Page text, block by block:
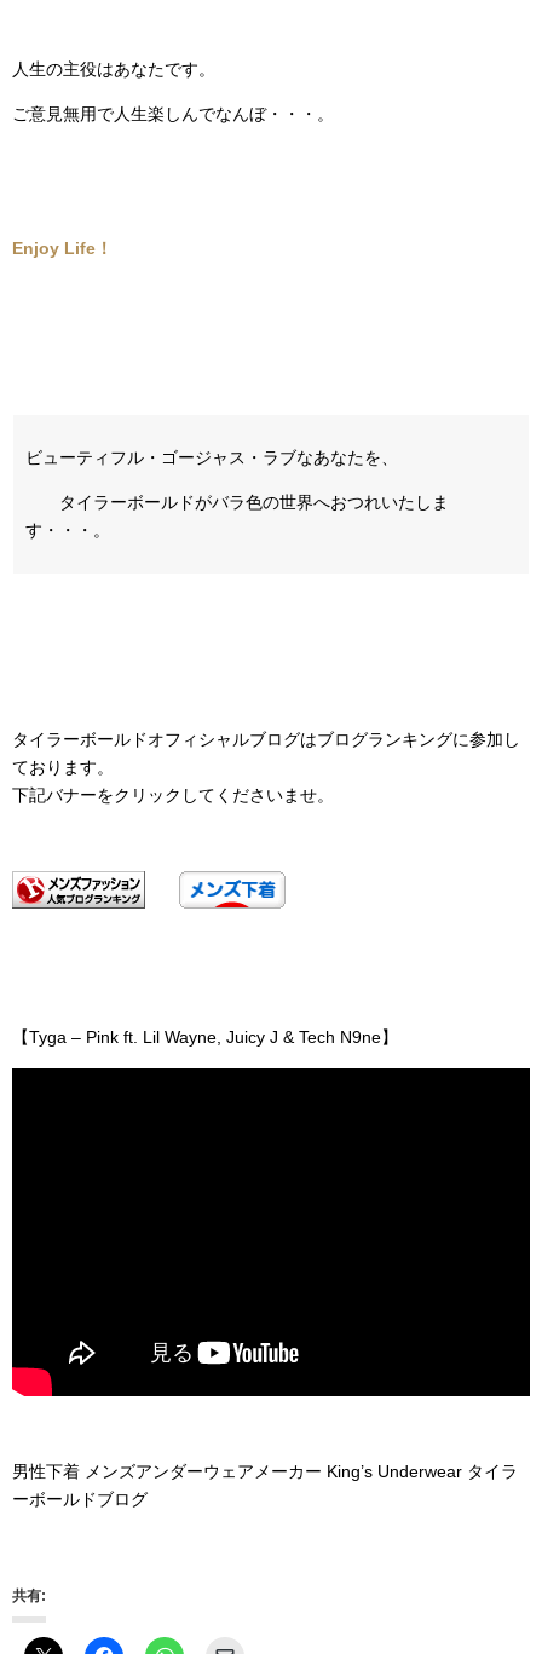
人生の主役はあなたです。
ご意見無用で人生楽しんでなんぼ・・・。
Enjoy Life！
ビューティフル・ゴージャス・ラブなあなたを、
タイラーボールドがバラ色の世界へおつれいたしま
す・・・。
タイラーボールドオフィシャルブログはブログランキングに参加し
ております。
下記バナーをクリックしてくださいませ。
【Tyga – Pink ft. Lil Wayne, Juicy J & Tech N9ne】
男性下着 メンズアンダーウェアメーカー King’s Underwear タイラ
ーボールドブログ
共有: